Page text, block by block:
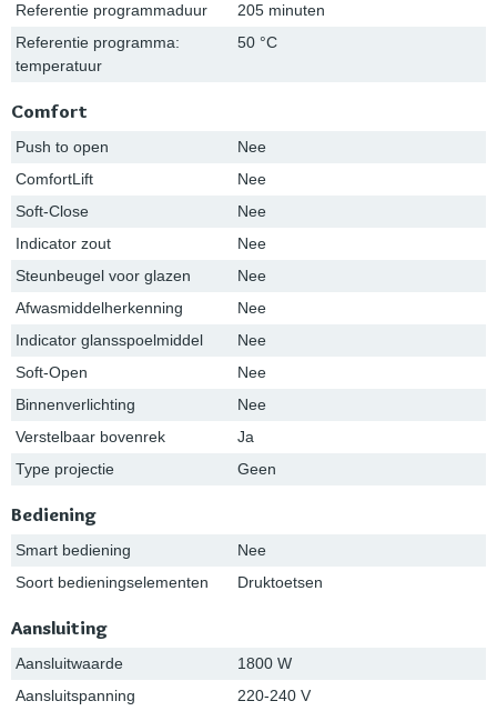
Referentie programmaduur
205 minuten
Referentie programma:
temperatuur
50 °C
Comfort
Push to open
Nee
ComfortLift
Nee
Soft-Close
Nee
Indicator zout
Nee
Steunbeugel voor glazen
Nee
Afwasmiddelherkenning
Nee
Indicator glansspoelmiddel
Nee
Soft-Open
Nee
Binnenverlichting
Nee
Verstelbaar bovenrek
Ja
Type projectie
Geen
Bediening
Smart bediening
Nee
Soort bedieningselementen
Druktoetsen
Aansluiting
Aansluitwaarde
1800 W
Aansluitspanning
220-240 V